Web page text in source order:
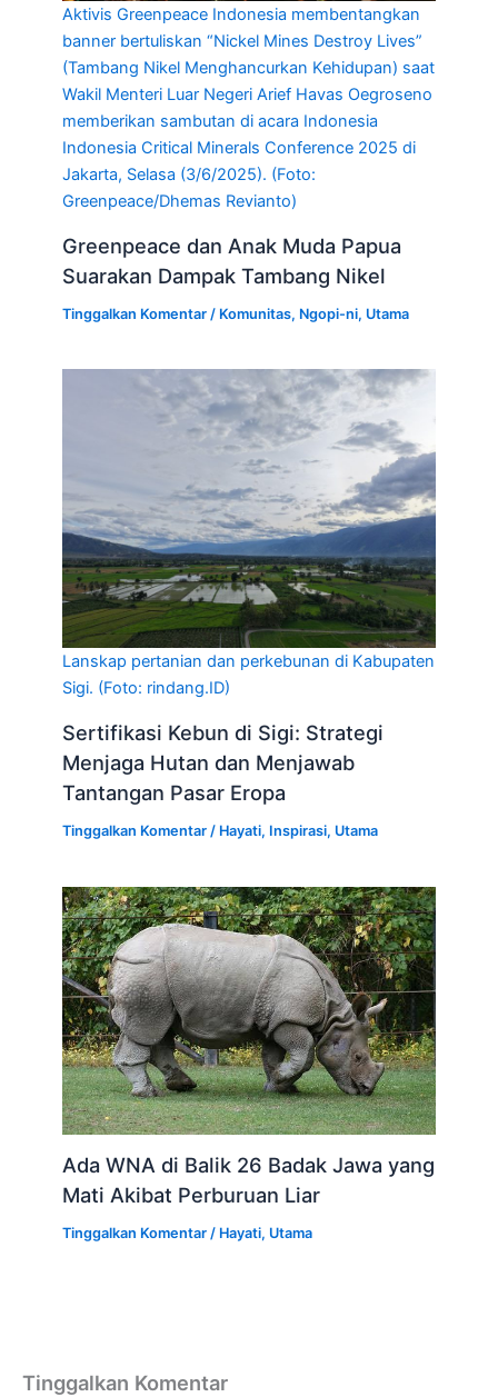
Aktivis Greenpeace Indonesia membentangkan
banner bertuliskan “Nickel Mines Destroy Lives”
(Tambang Nikel Menghancurkan Kehidupan) saat
Wakil Menteri Luar Negeri Arief Havas Oegroseno
memberikan sambutan di acara Indonesia
Indonesia Critical Minerals Conference 2025 di
Jakarta, Selasa (3/6/2025). (Foto:
Greenpeace/Dhemas Revianto)
Greenpeace dan Anak Muda Papua
Suarakan Dampak Tambang Nikel
Tinggalkan Komentar / Komunitas, Ngopi-ni, Utama
Lanskap pertanian dan perkebunan di Kabupaten
Sigi. (Foto: rindang.ID)
Sertifikasi Kebun di Sigi: Strategi
Menjaga Hutan dan Menjawab
Tantangan Pasar Eropa
Tinggalkan Komentar / Hayati, Inspirasi, Utama
Ada WNA di Balik 26 Badak Jawa yang
Mati Akibat Perburuan Liar
Tinggalkan Komentar / Hayati, Utama
Tinggalkan Komentar